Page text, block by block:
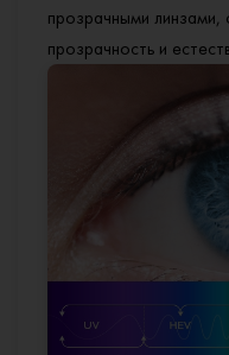
Glacier EXPRESSION—
просветления
остаточным
прозрачными
прозрачность и